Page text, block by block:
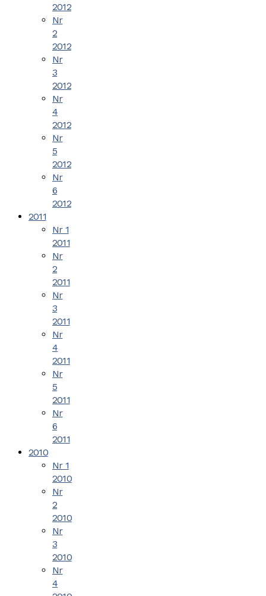
2012
Nr
2
2012
Nr
3
2012
Nr
4
2012
Nr
5
2012
Nr
6
2012
2011
Nr 1
2011
Nr
2
2011
Nr
3
2011
Nr
4
2011
Nr
5
2011
Nr
6
2011
2010
Nr 1
2010
Nr
2
2010
Nr
3
2010
Nr
4